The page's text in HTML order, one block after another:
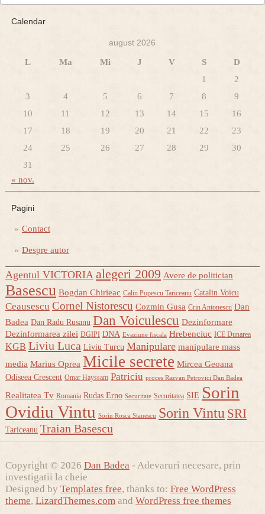
Calendar
august 2026
L Ma Mi J V S
D
1
2
3
4 5 6 7 8
9
10
11 12 13 14 15
16
17
18 19 20 21 22
23
24
25 26 27 28 29
30
31
« nov.
Pagini
Contact
Despre autor
Agentul VICTORIA alegeri 2009 Avere de politician
Basescu Bogdan Chirieac Calin Popescu Tariceanu Catalin Voicu
Ceausescu Cornel Nistorescu Cozmin Gusa Crin Antonescu Dan
Badea Dan Radu Rusanu Dan Voiculescu Dezinformare
Dezinformarea zilei DGIPI DNA Evaziune fiscala Hrebenciuc ICE Dunarea
KGB Liviu Luca Liviu Turcu Manipulare manipulare mass
media Marius Oprea Micile secrete Mircea Geoana
Odiseea Crescent Omar Hayssam Patriciu proces Razvan Petrovici Dan Badea
Realitatea Tv Romania Rudas Erno Securitate Securitatea SIE Sorin
Ovidiu Vintu Sorin Rosca Stanescu Sorin Vintu SRI
Tariceanu Traian Basescu
Copyright © 2026 Dan Badea - Adevaruri necesare, prin
investigatii la cheie
Designed by Templates free, thanks to: Free WordPress
theme, LizardThemes.comand WordPress free themes